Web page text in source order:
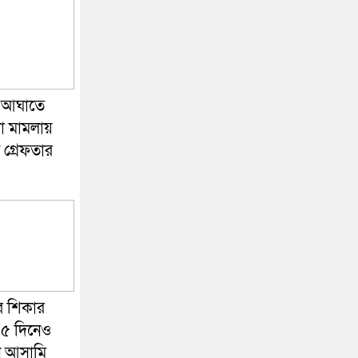
আঘাতে
মামলায়
শিকার
দিনেও
আসামি